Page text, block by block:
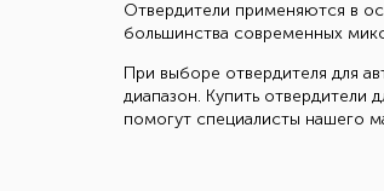
Отвердители применяются в
большинства современных
При выборе отвердителя для
диапазон. Купить
помогут специалисты нашего